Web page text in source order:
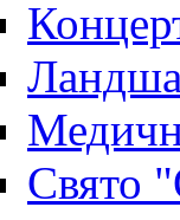
Свято